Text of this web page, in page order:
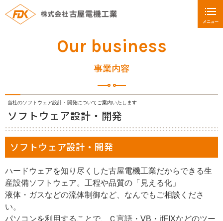
メニュー
Our business
事業内容
当社のソフトウェア設計・開発についてご案内いたします
ソフトウェア設計・開発
ソフトウェア設計・開発
ハードウェアを知り尽くした古屋電機工業だからできる生
産設備ソフトウェア。工程や品質の「見える化」
液体・ガスなどの流体制御など、なんでもご相談くださ
い。
パソコンを利用することで、Ｃ言語・VB・ifFIXなどのツー